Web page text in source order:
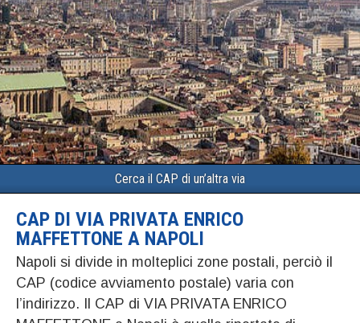
Cerca il CAP di un’altra via
CAP DI VIA PRIVATA ENRICO
MAFFETTONE A NAPOLI
Napoli si divide in molteplici zone postali, perciò il
CAP (codice avviamento postale) varia con
l’indirizzo. Il CAP di VIA PRIVATA ENRICO